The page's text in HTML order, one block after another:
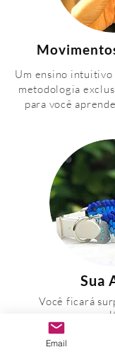
Um ensino intuitivo
metodologia
para você
Sua
Você ficará
Nunca foi tão
coleira única
Email